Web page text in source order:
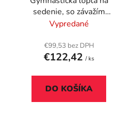
sedenie, so závažím
proti odkotúľaniu, 75
svetlosivá
Vypredané
€99,53 bez DPH
€122,42 / ks
DO KOŠÍKA